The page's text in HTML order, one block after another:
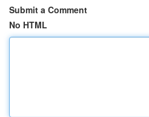
Submit a Comment
No HTML